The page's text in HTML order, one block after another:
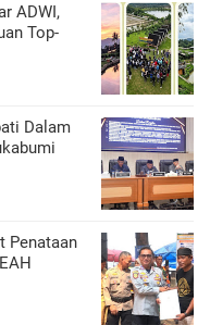
ADWI,
Top-
Dalam
Penataan